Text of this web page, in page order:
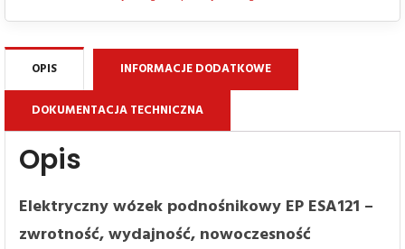
OPIS INFORMACJE DODATKOWE
DOKUMENTACJA TECHNICZNA
Opis
Elektryczny wózek podnośnikowy EP ESA121 –
zwrotność, wydajność, nowoczesność